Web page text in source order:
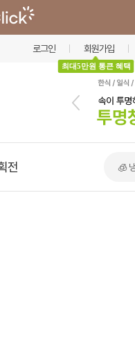
로그인 회원가입
최대5만원 통큰 혜택
전 🍲